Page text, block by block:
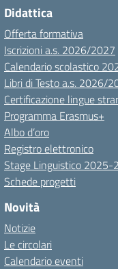
Didattica
Offerta formativa
Iscrizioni a.s. 2026/2027
Calendario scolastico
Libri di Testo a.s. 2026/
Certificazione lingue
Programma Erasmus+
Albo d’oro
Registro elettronico
Stage Linguistico 2025-
Schede progetti
Novità
Notizie
Le circolari
Calendario eventi